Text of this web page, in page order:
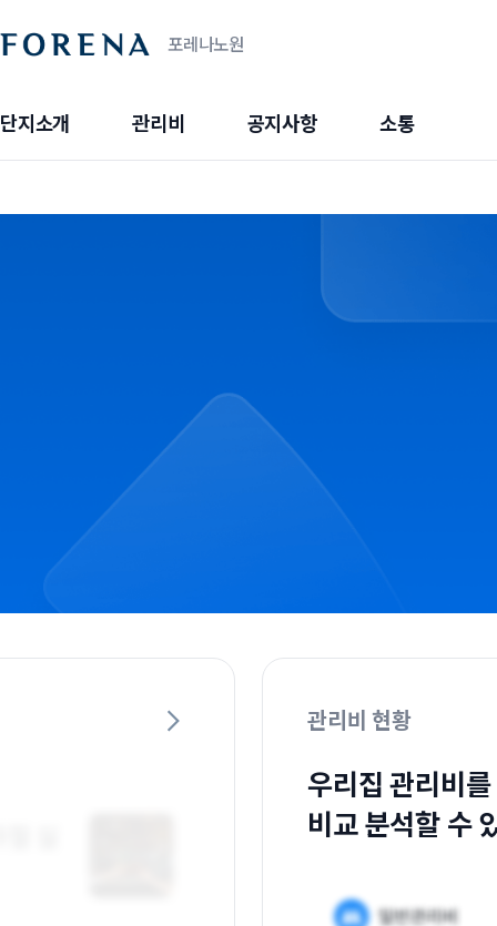
포레나노원
단지소개 관리비 공지사항 소통
관리비 현황
우리집 관리비
비교 분석할 수